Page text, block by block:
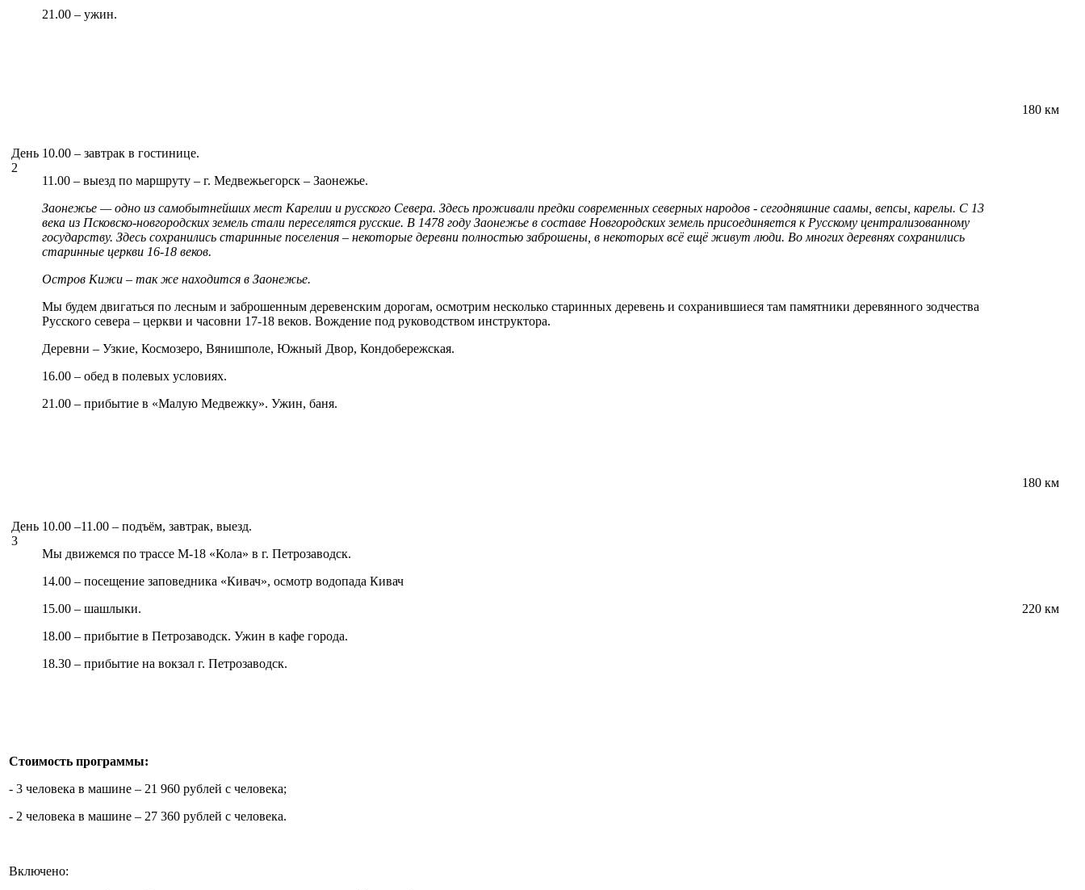
21.00 – ужин.
180 км
День
2
10.00 – завтрак в гостинице.
11.00 – выезд по маршруту – г. Медвежьегорск – Заонежье.
Заонежье — одно из самобытнейших мест Карелии и русского Севера. Здесь проживали предки современных северных народов - сегодняшние саамы, вепсы, карелы. С 13
века из Псковско-новгородских земель стали переселятся русские. В 1478 году Заонежье в составе Новгородских земель присоединяется к Русскому централизованному
государству. Здесь сохранились старинные поселения – некоторые деревни полностью заброшены, в некоторых всё ещё живут люди. Во многих деревнях сохранились
старинные церкви 16-18 веков.
Остров Кижи – так же находится в Заонежье.
Мы будем двигаться по лесным и заброшенным деревенским дорогам, осмотрим несколько старинных деревень и сохранившиеся там памятники деревянного зодчества
Русского севера – церкви и часовни 17-18 веков. Вождение под руководством инструктора.
Деревни – Узкие, Космозеро, Вянишполе, Южный Двор, Кондобережская.
16.00 – обед в полевых условиях.
21.00 – прибытие в «Малую Медвежку». Ужин, баня.
180 км
День
3
10.00 –11.00 – подъём, завтрак, выезд.
Мы движемся по трассе М-18 «Кола» в г. Петрозаводск.
14.00 – посещение заповедника «Кивач», осмотр водопада Кивач
15.00 – шашлыки.
18.00 – прибытие в Петрозаводск. Ужин в кафе города.
18.30 – прибытие на вокзал г. Петрозаводск.
220 км
Стоимость программы:
- 3 человека в машине – 21 960 рублей с человека;
- 2 человека в машине – 27 360 рублей с человека.
Включено: